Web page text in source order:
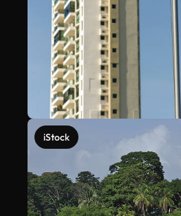
iStock